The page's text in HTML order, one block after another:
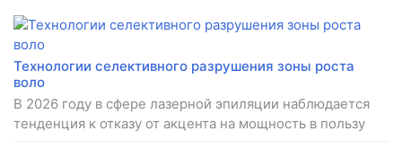
Технологии селективного разрушения зоны роста
воло
В 2026 году в сфере лазерной эпиляции наблюдается
тенденция к отказу от акцента на мощность в пользу